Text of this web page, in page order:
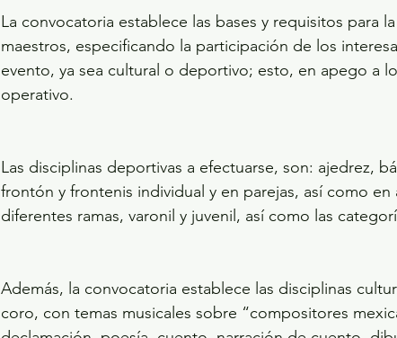
La convocatoria establece las bases y requisitos para
maestros, especificando la participación de los
evento, ya sea cultural o deportivo; esto, en apego a
operativo.
Las disciplinas deportivas a efectuarse, son: ajedrez,
frontón y frontenis individual y en parejas, así como
diferentes ramas, varonil y juvenil, así como las
Además, la convocatoria establece las disciplinas
coro, con temas musicales sobre “compositores